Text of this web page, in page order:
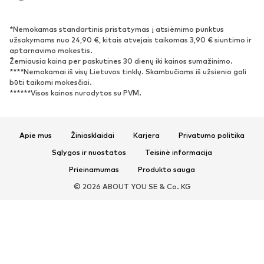
BATAI
Naujienos
Sportbačiai
Aulinukai
Batai su kulniukais
Auliniai batai
Įsispiriami bateliai
Šlepetės
*Nemokamas standartinis pristatymas į atsiėmimo punktus
užsakymams nuo 24,90 €, kitais atvejais taikomas 3,90 € siuntimo ir
aptarnavimo mokestis.
Žemiausia kaina per paskutines 30 dienų iki kainos sumažinimo.
****Nemokamai iš visų Lietuvos tinklų. Skambučiams iš užsienio gali
būti taikomi mokesčiai.
******Visos kainos nurodytos su PVM.
Apie mus Žiniasklaidai Karjera
Privatumo politika
Sąlygos ir nuostatos
Teisinė informacija
Prieinamumas
Produkto sauga
© 2026 ABOUT YOU SE & Co. KG